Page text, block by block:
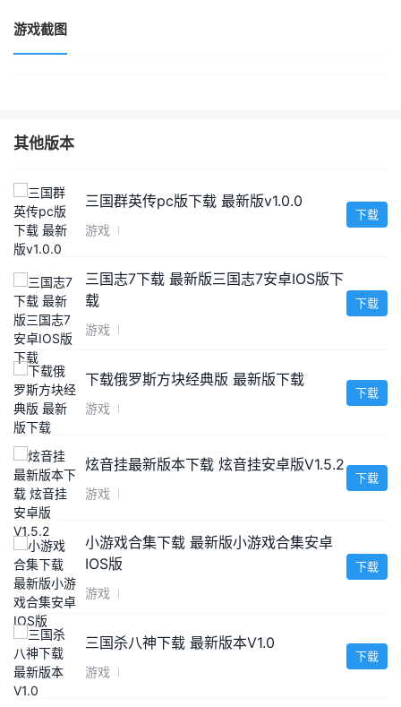
游戏截图
其他版本
三国群英传pc版下载 最新版v1.0.0
游戏
下载
三国志7下载 最新版三国志7安卓IOS版下
载
游戏
下载
下载俄罗斯方块经典版 最新版下载
游戏
下载
炫音挂最新版本下载 炫音挂安卓版V1.5.2
游戏
下载
小游戏合集下载 最新版小游戏合集安卓
IOS版
游戏
下载
三国杀八神下载 最新版本V1.0
游戏
下载